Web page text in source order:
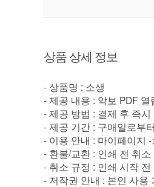
상품 상세 정보
- 상품명 : 소생
- 제공 내용 : 악보 PDF
- 제공 방법 : 결제 후 즉시
- 제공 기간 : 구매일로부
- 이용 안내 : 마이페이지
- 환불/교환 : 인쇄 전 취
- 취소 규정 : 인쇄 시작
- 저작권 안내 : 본인 사용